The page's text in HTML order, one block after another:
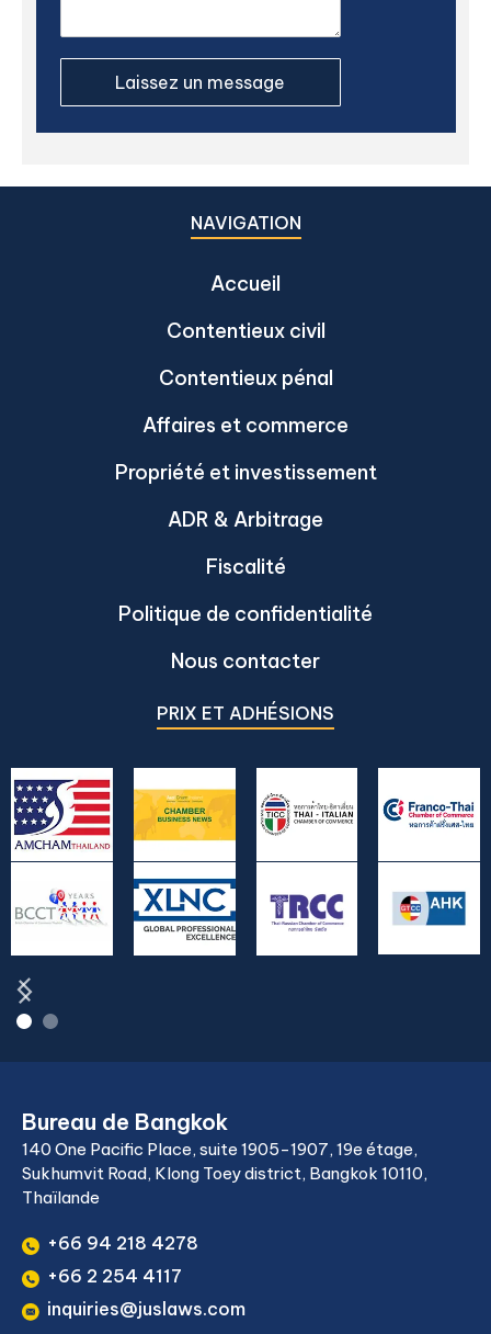
NAVIGATION
Accueil
Contentieux civil
Contentieux pénal
Affaires et commerce
Propriété et investissement
ADR & Arbitrage
Fiscalité
Politique de confidentialité
Nous contacter
PRIX ET ADHÉSIONS
Bureau de Bangkok
140 One Pacific Place, suite 1905-1907, 19e étage,
Sukhumvit Road, Klong Toey district, Bangkok 10110,
Thaïlande
+66 94 218 4278
+66 2 254 4117
inquiries@juslaws.com